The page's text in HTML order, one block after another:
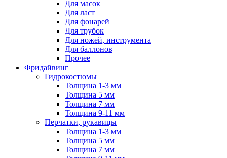
Для масок
Для ласт
Для фонарей
Для трубок
Для ножей, инструмента
Для баллонов
Прочее
Фридайвинг
Гидрокостюмы
Толщина 1-3 мм
Толщина 5 мм
Толщина 7 мм
Толщина 9-11 мм
Перчатки, рукавицы
Толщина 1-3 мм
Толщина 5 мм
Толщина 7 мм